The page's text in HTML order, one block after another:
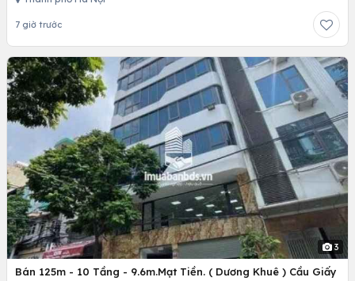
7 giờ trước
3
Bán 125m - 10 Tầng - 9.6m.Mạt Tiền. ( Dương Khuê ) Cầu Giấy